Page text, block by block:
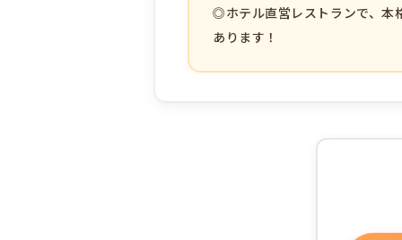
◎ホテル直営レストランで、本
あります！